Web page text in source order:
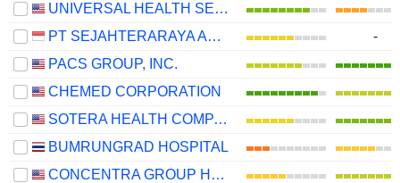
UNIVERSAL HEALTH SERVICES, INC.
PT SEJAHTERARAYA ANUGRAHJAYA TBK
-
PACS GROUP, INC.
CHEMED CORPORATION
SOTERA HEALTH COMPANY
BUMRUNGRAD HOSPITAL
CONCENTRA GROUP HOLDINGS PARENT, INC.